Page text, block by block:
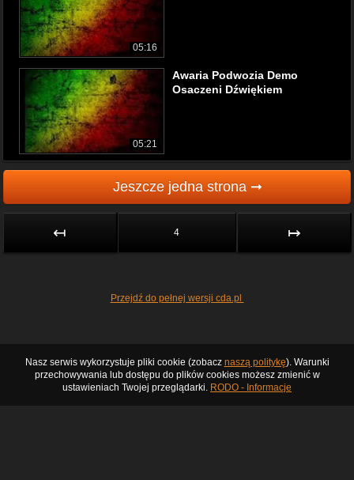
05:16
05:21
Awaria Podwozia Demo
Osaczeni Dźwiękiem
Jeszcze jedna strona ➞
↤ 4 ↦
Przejdź do pełnej wersji cda.pl
Nasz serwis wykorzystuje pliki cookie (zobacz naszą politykę). Warunki
przechowywania lub dostępu do plików cookies możesz zmienić w
ustawieniach Twojej przeglądarki. RODO - Informacje